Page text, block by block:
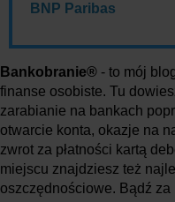
BNP Paribas
Bankobranie® - to mój
finanse osobiste. Tu
zarabianie na bankach
otwarcie konta, okazje na
zwrot za płatności kartą
miejscu znajdziesz też
oszczędnościowe. Bądź